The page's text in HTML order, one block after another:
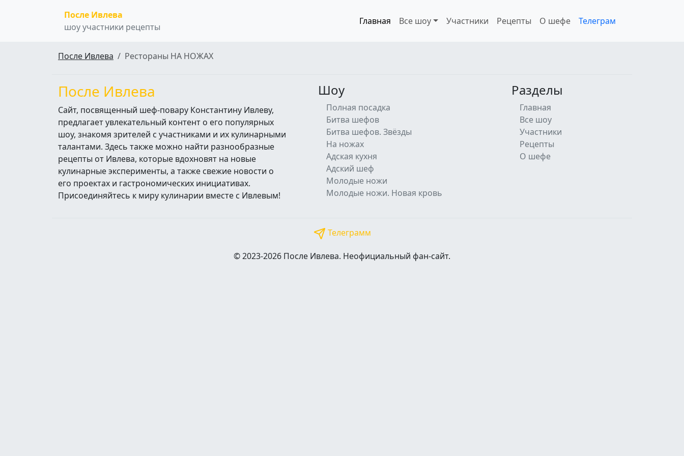
После Ивлева
шоу участники рецепты
Главная Все шоу Участники Рецепты О шефе Телеграм
После Ивлева Рестораны НА НОЖАХ
После Ивлева
Сайт, посвященный шеф-повару Константину Ивлеву,
предлагает увлекательный контент о его популярных
шоу, знакомя зрителей с участниками и их кулинарными
талантами. Здесь также можно найти разнообразные
рецепты от Ивлева, которые вдохновят на новые
кулинарные эксперименты, а также свежие новости о
его проектах и гастрономических инициативах.
Присоединяйтесь к миру кулинарии вместе с Ивлевым!
Шоу
Полная посадка
Битва шефов
Битва шефов. Звёзды
На ножах
Адская кухня
Адский шеф
Молодые ножи
Молодые ножи. Новая кровь
Разделы
Главная
Все шоу
Участники
Рецепты
О шефе
Телеграмм
© 2023-2026 После Ивлева. Неофициальный фан-сайт.